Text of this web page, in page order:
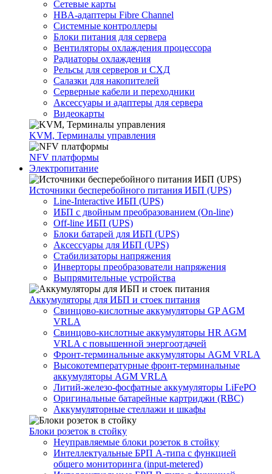
Сетевые карты
HBA-адаптеры Fibre Channel
Системные контроллеры
Блоки питания для сервера
Вентиляторы охлаждения процессора
Радиаторы охлаждения
Рельсы для серверов и СХД
Салазки для накопителей
Серверные кабели и переходники
Аксессуары и адаптеры для сервера
Видеокарты
KVM, Терминалы управления
NFV платформы
Электропитание
Источники бесперебойного питания ИБП (UPS)
Line-Interactive ИБП (UPS)
ИБП с двойным преобразованием (On-line)
Off-line ИБП (UPS)
Блоки батарей для ИБП (UPS)
Аксессуары для ИБП (UPS)
Стабилизаторы напряжения
Инверторы преобразователи напряжения
Выпрямительные устройства
Аккумуляторы для ИБП и стоек питания
Свинцово-кислотные аккумуляторы GP AGM
VRLA
Свинцово-кислотные аккумуляторы HR AGM
VRLA с повышенной энергоотдачей
Фронт-терминальные аккумуляторы AGM VRLA
Высокотемпературные фронт-терминальные
аккумуляторы AGM VRLA
Литий-железо-фосфатные аккумуляторы LiFePO
Оригинальные батарейные картриджи (RBC)
Аккумуляторные стеллажи и шкафы
Блоки розеток в стойку
Неуправляемые блоки розеток в стойку
Интеллектуальные БРП А-типа с функцией
общего мониторинга (input-metered)